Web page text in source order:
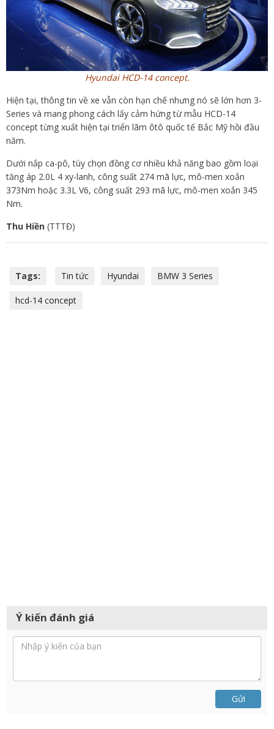
Hyundai HCD-14 concept.
Hiện tại, thông tin về xe vẫn còn hạn chế nhưng nó sẽ lớn hơn 3-
Series và mang phong cách lấy cảm hứng từ mẫu HCD-14
concept từng xuất hiện tại triển lãm ôtô quốc tế Bắc Mỹ hồi đầu
năm.
Dưới nắp ca-pô, tùy chọn đồng cơ nhiều khả năng bao gồm loại
tăng áp 2.0L 4 xy-lanh, công suất 274 mã lực, mô-men xoắn
373Nm hoặc 3.3L V6, công suất 293 mã lực, mô-men xoắn 345
Nm.
Thu Hiền (TTTĐ)
Tags: Tin tức Hyundai BMW 3 Series
hcd-14 concept
Ý kiến đánh giá
Gửi